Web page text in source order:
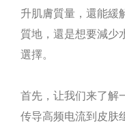
升肌膚質量，還能緩
質地，還是想要減少
選擇。
首先，让我们来了解
传导高频电流到皮肤